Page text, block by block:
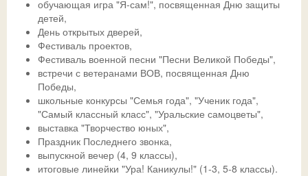
Музей
Антикоррупционные мероприятия
Дорожная безопасность
Успехи
Допобразование
ВПР
Школьный спортклуб
Школьный театр
ЦОК - educont.ru
обучающая игра "Я-сам!", посвященная Дню защиты
детей,
День открытых дверей,
Фестиваль проектов,
Фестиваль военной песни "Песни Великой Победы",
встречи с ветеранами ВОВ, посвященная Дню
Победы,
школьные конкурсы "Семья года", "Ученик года",
"Самый классный класс", "Уральские самоцветы",
выставка "Творчество юных",
Праздник Последнего звонка,
выпускной вечер (4, 9 классы),
итоговые линейки "Ура! Каникулы!" (1-3, 5-8 классы).